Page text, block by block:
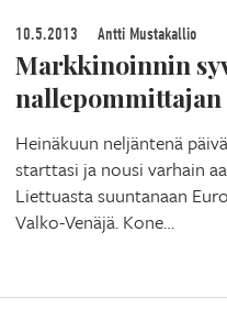
10.5.2013 Antti Mustakallio
Markkinoinnin
Heinäkuun neljäntenä
starttasi ja nousi varhain
Liettuasta suuntanaan
Valko-Venäjä. Kone…